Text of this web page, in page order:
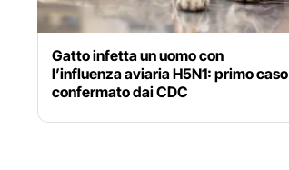
Gatto infetta un uomo con
l’influenza aviaria H5N1: primo caso
confermato dai CDC